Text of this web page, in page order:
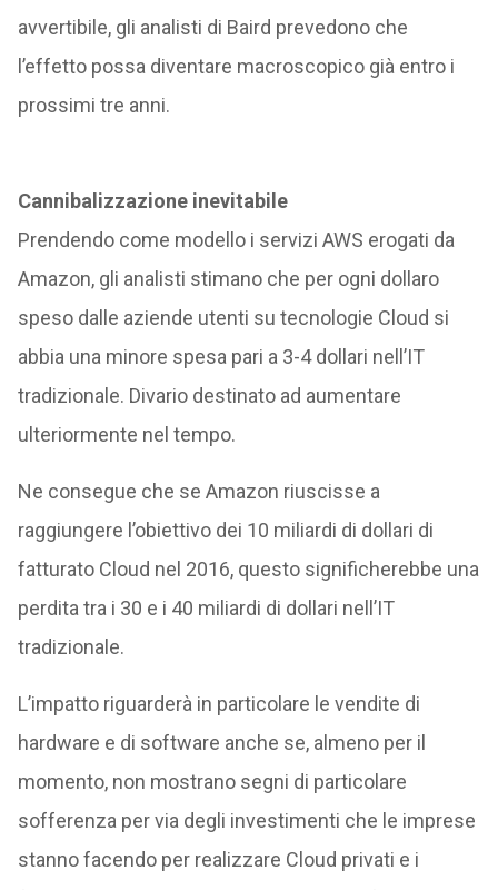
avvertibile, gli analisti di Baird prevedono che
l’effetto possa diventare macroscopico già entro i
prossimi tre anni.
Cannibalizzazione inevitabile
Prendendo come modello i servizi AWS erogati da
Amazon, gli analisti stimano che per ogni dollaro
speso dalle aziende utenti su tecnologie Cloud si
abbia una minore spesa pari a 3-4 dollari nell’IT
tradizionale. Divario destinato ad aumentare
ulteriormente nel tempo.
Ne consegue che se Amazon riuscisse a
raggiungere l’obiettivo dei 10 miliardi di dollari di
fatturato Cloud nel 2016, questo significherebbe una
perdita tra i 30 e i 40 miliardi di dollari nell’IT
tradizionale.
L’impatto riguarderà in particolare le vendite di
hardware e di software anche se, almeno per il
momento, non mostrano segni di particolare
sofferenza per via degli investimenti che le imprese
stanno facendo per realizzare Cloud privati e i